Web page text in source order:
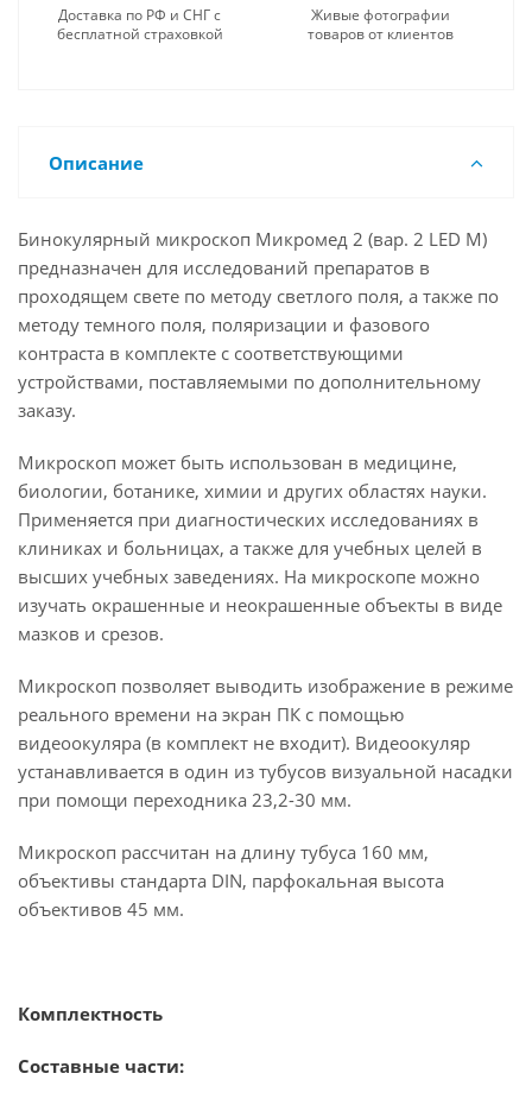
Доставка по РФ и СНГ с
бесплатной страховкой
Живые фотографии
товаров от клиентов
Описание
Бинокулярный микроскоп Микромед 2 (вар. 2 LED М)
предназначен для исследований препаратов в
проходящем свете по методу светлого поля, а также по
методу темного поля, поляризации и фазового
контраста в комплекте с соответствующими
устройствами, поставляемыми по дополнительному
заказу.
Микроскоп может быть использован в медицине,
биологии, ботанике, химии и других областях науки.
Применяется при диагностических исследованиях в
клиниках и больницах, а также для учебных целей в
высших учебных заведениях. На микроскопе можно
изучать окрашенные и неокрашенные объекты в виде
мазков и срезов.
Микроскоп позволяет выводить изображение в режиме
реального времени на экран ПК с помощью
видеоокуляра (в комплект не входит). Видеоокуляр
устанавливается в один из тубусов визуальной насадки
при помощи переходника 23,2-30 мм.
Микроскоп рассчитан на длину тубуса 160 мм,
объективы стандарта DIN, парфокальная высота
объективов 45 мм.
Комплектность
Составные части: